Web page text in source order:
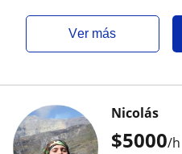
ver más
$5000/h
Nicolás